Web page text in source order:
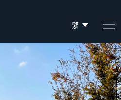
繁
简
EN